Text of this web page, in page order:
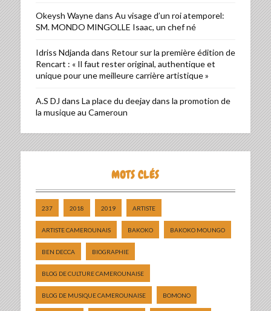
Okeysh Waynedans Au visage d’un roi atemporel:
SM. MONDO MINGOLLE Isaac, un chef né
Idriss Ndjanda dans Retour sur la première édition de
Rencart : « Il faut rester original, authentique et
unique pour une meilleure carrière artistique »
A.S DJ dans La place du deejay dans la promotion de
la musique au Cameroun
MOTS CLÉS
237 2018 2019 ARTISTE
ARTISTE CAMEROUNAIS BAKOKO BAKOKO MOUNGO
BEN DECCA BIOGRAPHIE
BLOG DE CULTURE CAMEROUNAISE
BLOG DE MUSIQUE CAMEROUNAISE BOMONO